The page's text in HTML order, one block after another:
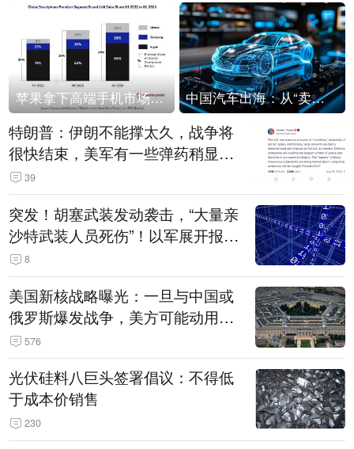
苹果拿下高端手机市场65%的份额：iPhone 17系列功不可没 中国汽车出海：从“卖出去”到“走进去”
特朗普：伊朗不能撑太久，战争将
很快结束，美军有一些弹药稍显紧
张！伊朗公布拟议的海峡管理文本
39
突发！胡塞武装发动袭击，“大量亲
沙特武装人员死伤”！以军展开报复
性空袭
8
美国新核战略曝光：一旦与中国或
俄罗斯爆发战争，美方可能动用战
术核武器
576
光伏硅料八巨头签署倡议：不得低
于成本价销售
230